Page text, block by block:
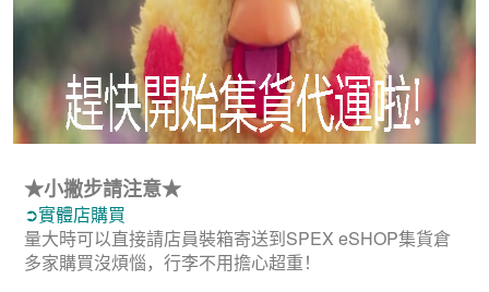
★小撇步請注意★
➲實體店購買
量大時可以直接請店員裝箱寄送到SPEX eSHOP集貨倉
多家購買沒煩惱，行李不用擔心超重！